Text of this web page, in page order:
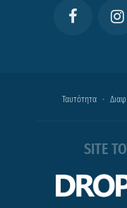
Ταυτότητα
SITE